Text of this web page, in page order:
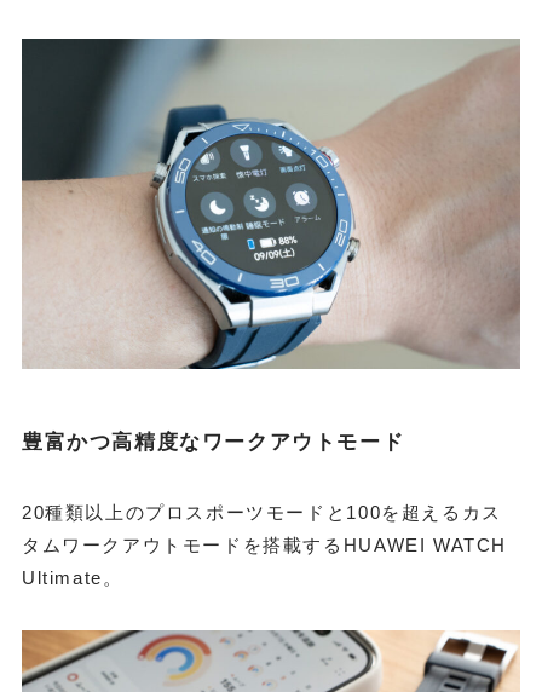
豊富かつ高精度なワークアウトモード
20種類以上のプロスポーツモードと100を超えるカス
タムワークアウトモードを搭載するHUAWEI WATCH
Ultimate。